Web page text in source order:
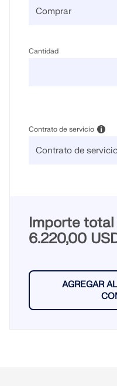
ZONAS DE CARGA
Cantidad
Contrato de servicio
Importe total
6.220,00
AGREGAR